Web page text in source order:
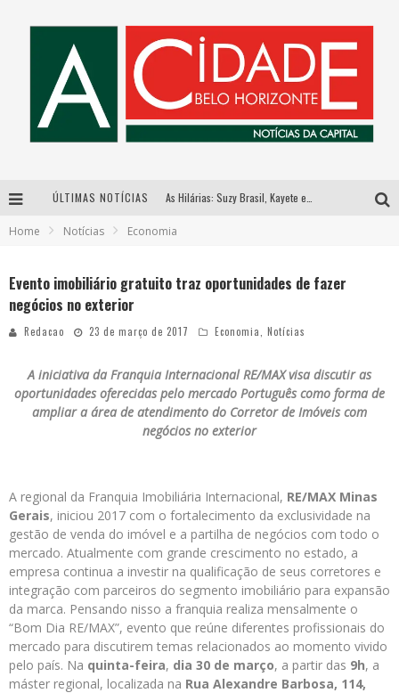
ÚLTIMAS NOTÍCIAS
Home Notícias Economia
Evento imobiliário gratuito traz oportunidades de fazer
negócios no exterior
Redacao 23 de março de 2017 Economia Notícias
A iniciativa da Franquia Internacional RE/MAX visa discutir as
oportunidades oferecidas pelo mercado Português como forma de
ampliar a área de atendimento do Corretor de Imóveis com
negócios no exterior
A regional da Franquia Imobiliária Internacional, RE/MAX Minas
Gerais, iniciou 2017 com o fortalecimento da exclusividade na
gestão de venda do imóvel e a partilha de negócios com todo o
mercado. Atualmente com grande crescimento no estado, a
empresa continua a investir na qualificação de seus corretores e
integração com parceiros do segmento imobiliário para expansão
da marca. Pensando nisso a franquia realiza mensalmente o
“Bom Dia RE/MAX”, evento que reúne diferentes profissionais do
mercado para discutirem temas relacionados ao momento vivido
pelo país. Na quinta-feira, dia 30 de março, a partir das 9h, a
máster regional, localizada na Rua Alexandre Barbosa, 114,